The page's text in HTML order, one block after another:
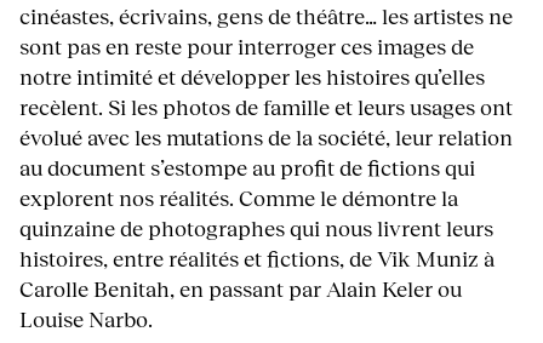
cinéastes, écrivains, gens de théâtre… les artistes ne
sont pas en reste pour interroger ces images de
notre intimité et développer les histoires qu’elles
recèlent. Si les photos de famille et leurs usages ont
évolué avec les mutations de la société, leur relation
au document s’estompe au profit de fictions qui
explorent nos réalités. Comme le démontre la
quinzaine de photographes qui nous livrent leurs
histoires, entre réalités et fictions, de Vik Muniz à
Carolle Benitah, en passant par Alain Keler ou
Louise Narbo.